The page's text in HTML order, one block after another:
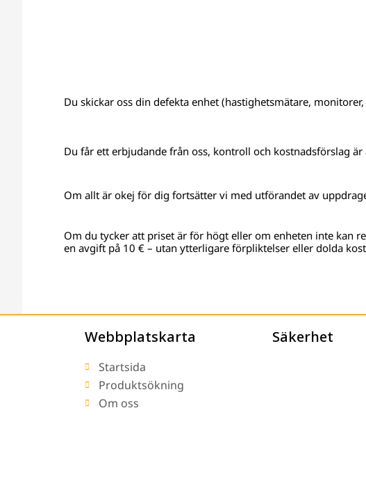
Du skickar oss din defekta enhet (hastighetsmätare,
Du får ett erbjudande från oss, kontroll och kostnadsförslag
Om allt är okej för dig fortsätter vi med utförandet av
Om du tycker att priset är för högt eller om enheten inte kan
en avgift på 10 € – utan ytterligare förpliktelser eller dolda
Webbplatskarta
Startsida
Produktsökning
Om oss
Säkerhet